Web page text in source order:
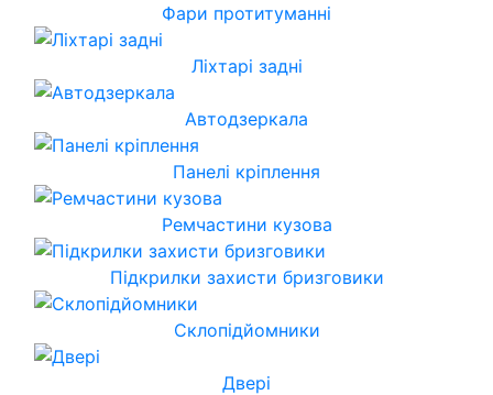
Фари протитуманні
Ліхтарі задні
Автодзеркала
Панелі кріплення
Ремчастини кузова
Підкрилки захисти бризговики
Склопідйомники
Двері